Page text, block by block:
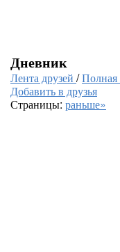
Дневник
Лента друзей /Полная
Добавить в друзья
Страницы: раньше»